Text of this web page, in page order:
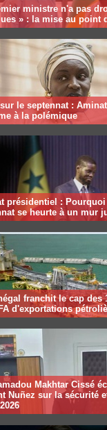
ministre n'a pas
» : la mise au point
le septennat :
à la polémique
présidentiel :
se heurte à un mur
franchit le cap des
d'exportations
Makhtar Cissé
Nuñez sur la sécurité